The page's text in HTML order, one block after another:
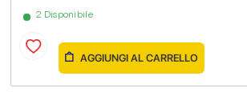
2 Disponibile
AGGIUNGI AL CARRELLO